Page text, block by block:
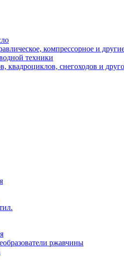
компрессорное и
техники
квадроциклов, снегоходов и
ржавчины